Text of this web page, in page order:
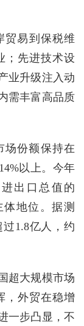
贸易到保税维
；先进技术设
业升级注入动
需丰富高品质
场份额保持在
以上。今年
出口总值的
地位。据测
1.8亿人，约
超大规模市场
，外贸在稳增
一步凸显，不